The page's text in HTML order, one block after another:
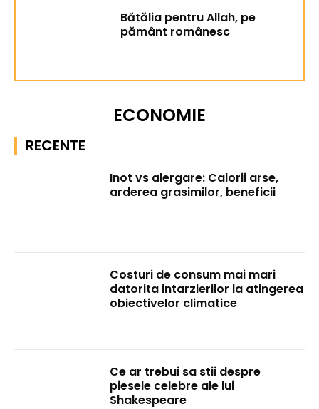
Bătălia pentru Allah, pe
pământ românesc
ECONOMIE
RECENTE
Inot vs alergare: Calorii arse,
arderea grasimilor, beneficii
Costuri de consum mai mari
datorita intarzierilor la atingerea
obiectivelor climatice
Ce ar trebui sa stii despre
piesele celebre ale lui
Shakespeare